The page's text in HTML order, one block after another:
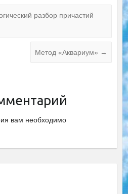
разбор причастий
Метод «Аквариум» →
вам необходимо